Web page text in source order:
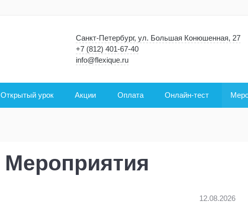
Санкт-Петербург, ул. Большая Конюшенная, 27
+7 (812) 401-67-40
info@flexique.ru
Открытый урок Акции Оплата Онлайн-тест
Мероприятия
12.08.2026